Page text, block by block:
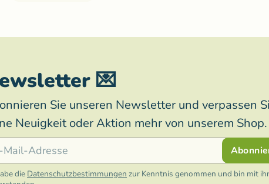
💌
Sie unseren Newsletter und verpassen
Neuigkeit oder Aktion mehr von unserem Shop.
die Datenschutzbestimmungen zur Kenntnis genommen und bin mit